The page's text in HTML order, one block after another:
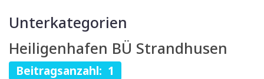
Unterkategorien
Heiligenhafen BÜ Strandhusen
Beitragsanzahl: 1